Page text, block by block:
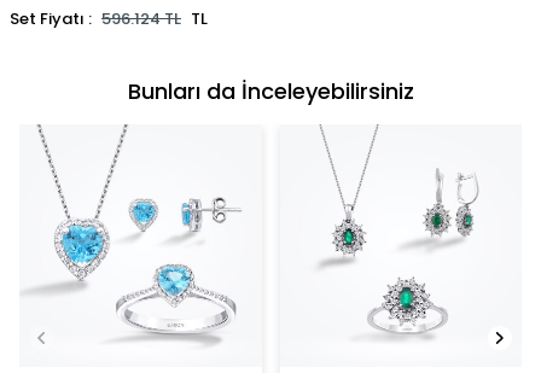
Set Fiyatı : 596.124TL TL
Bunları da İnceleyebilirsiniz